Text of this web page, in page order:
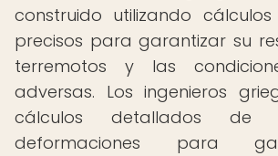
construido utilizando
precisos para garantizar su
terremotos y las
adversas. Los ingenieros
cálculos detallados de
deformaciones para